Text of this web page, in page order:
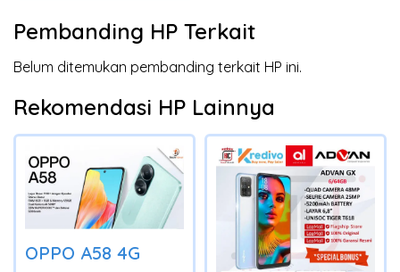
Pembanding HP Terkait
Belum ditemukan pembanding terkait HP ini.
Rekomendasi HP Lainnya
OPPO A58 4G